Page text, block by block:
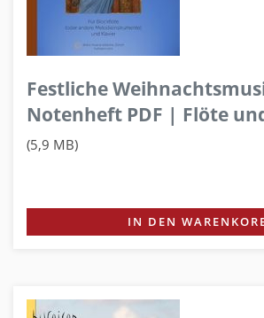
Festliche
Notenheft PDF | Flöte
(5,9 MB)
IN DEN